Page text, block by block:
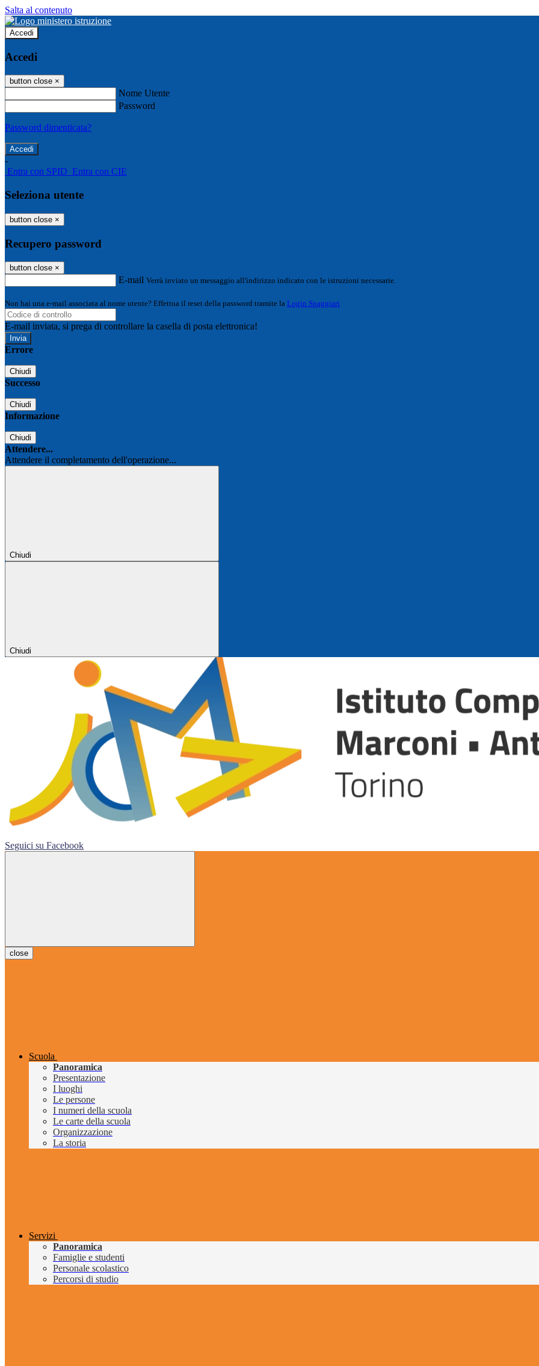
Salta al contenuto
Accedi
Accedi
button close ×
Nome Utente
Password
Password dimenticata?
-
Entra con SPID Entra con CIE
Seleziona utente
button close ×
Recupero password
button close ×
E-mail Verrà inviato un messaggio all'indirizzo indicato con le istruzioni necessarie.
Non hai una e-mail associata al nome utente? Effettua il reset della password tramite la Login Spaggiari
E-mail inviata, si prega di controllare la casella di posta elettronica!
Errore
Chiudi
Successo
Chiudi
Informazione
Chiudi
Attendere...
Attendere il completamento dell'operazione...
Chiudi
Chiudi
Seguici su Facebook
close
Scuola
Panoramica
Presentazione
I luoghi
Le persone
I numeri della scuola
Le carte della scuola
Organizzazione
La storia
Servizi
Panoramica
Famiglie e studenti
Personale scolastico
Percorsi di studio